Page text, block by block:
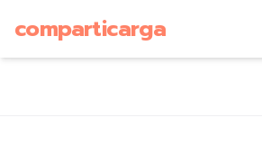
comparticarga